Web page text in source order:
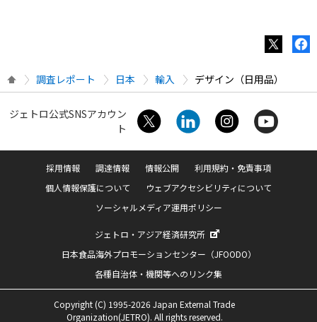
調査レポート 日本 輸入 デザイン（日用品）
ジェトロ公式SNSアカウン
ト
採用情報 調達情報 情報公開
利用規約・免責事項
個人情報保護について
ウェブアクセシビリティについて
ソーシャルメディア運用ポリシー
ジェトロ・アジア経済研究所
日本食品海外プロモーションセンター（JFOODO）
各種自治体・機関等へのリンク集
Copyright (C) 1995-2026 Japan External Trade
Organization(JETRO). All rights reserved.